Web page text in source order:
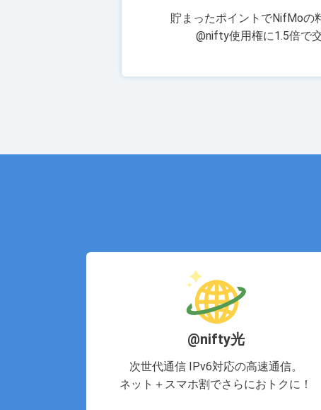
貯まったポイントでNifMoの
@nifty使用権に1.5倍で
@nifty光
次世代通信 IPv6対応の高速通信。
ネット＋スマホ割でさらにおトクに！